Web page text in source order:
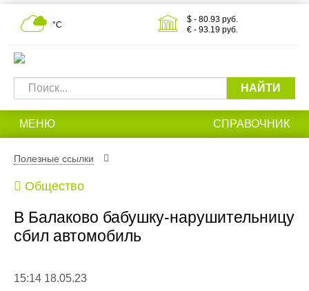
°С
$ - 80.93 руб.
€ - 93.19 руб.
НАЙТИ
МЕНЮ СПРАВОЧНИК
Полезные ссылки
Общество
В Балаково бабушку-нарушительницу
сбил автомобиль
15:14 18.05.23